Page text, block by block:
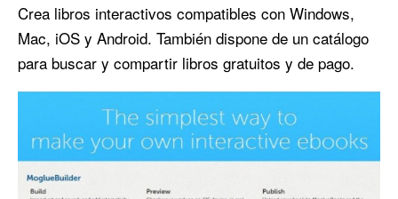
Crea libros interactivos compatibles con Windows,
Mac, iOS y Android. También dispone de un catálogo
para buscar y compartir libros gratuitos y de pago.